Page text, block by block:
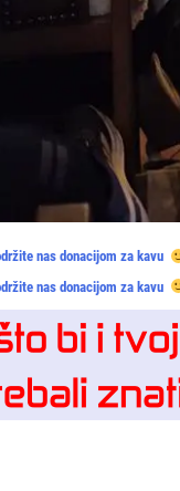
nas donacijom za kavu
nas donacijom za kavu